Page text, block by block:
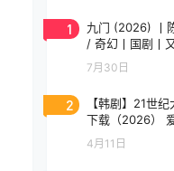
1
九门 (2026) 丨
/ 奇幻丨国剧丨
7月30日
2
【韩剧】21世
下载（2026）
4月11日